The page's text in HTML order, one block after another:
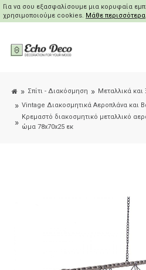
Για να σου εξασφαλίσουμε μια κορυφαία
χρησιμοποιούμε cookies. Μάθε περισσότερα
Σπίτι - Διακόσμηση
Μεταλλικά και
Vintage Διακοσμητικά Αεροπλάνα και
Κρεμαστό διακοσμητικό μεταλλικό
ώμα 78x70x25 εκ